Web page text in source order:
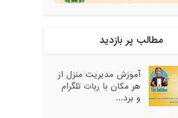
مطالب پر بازدید
آموزش مدیریت منزل از
هر مکان با ربات تلگرام
و برد...